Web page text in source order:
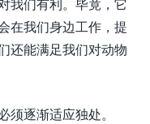
在我们身边工作，提
还能满足我们对动物
逐渐适应独处。